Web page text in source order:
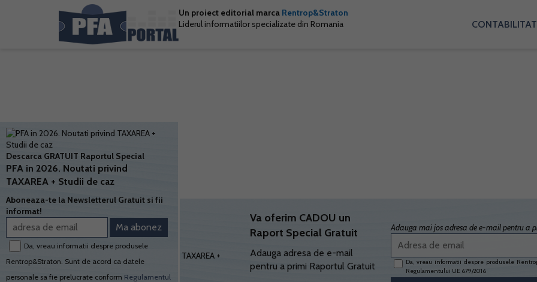
Un proiect editorial marca Rentrop&Straton
Liderul informatiilor specializate din Romania
Va oferim CADOU un
Raport Special Gratuit
Adauga adresa de e-mail
pentru a primi Raportul Gratuit
Adauga mai jos adresa de e-mail pentru a
Da, vreau informatii despre produsele
Regulamentului UE 679/2016
Descarca GRATUIT Raportul Special
PFA in 2026. Noutati privind
TAXAREA + Studii de caz
Aboneaza-te la Newsletterul Gratuit si fii
informat!
Da, vreau informatii despre produsele
Rentrop&Straton. Sunt de acord ca datele
personale sa fie prelucrate conform Regulamentul